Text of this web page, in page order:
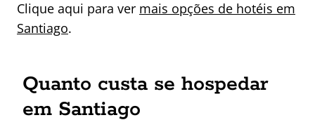
Clique aqui para ver mais opções de hotéis em
Santiago.
Quanto custa se hospedar
em Santiago